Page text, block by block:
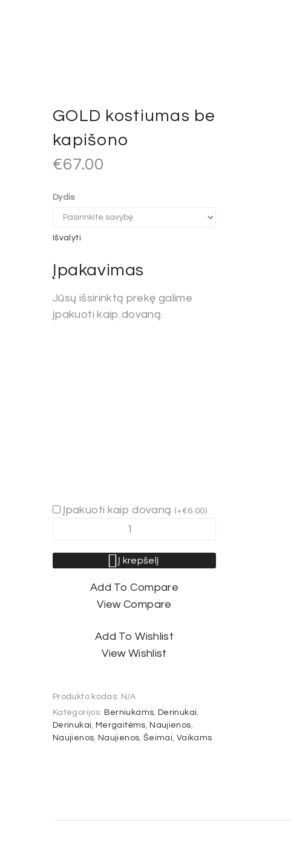
GOLD kostiumas be
kapišono
€67.00
Dydis
Išvalyti
Įpakavimas
Jūsų išsirinktą prekę galime
įpakuoti kaip dovaną.
Įpakuoti kaip dovaną (+€6.00)
Į krepšelį
Add To Compare
View Compare
Add To Wishlist
View Wishlist
Produkto kodas: N/A
Kategorijos: Berniukams, Derinukai,
Derinukai, Mergaitėms, Naujienos,
Naujienos, Naujienos, Šeimai, Vaikams